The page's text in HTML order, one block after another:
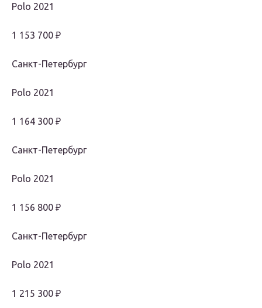
Polo 2021
1 153 700 ₽
Санкт-Петербург
Polo 2021
1 164 300 ₽
Санкт-Петербург
Polo 2021
1 156 800 ₽
Санкт-Петербург
Polo 2021
1 215 300 ₽